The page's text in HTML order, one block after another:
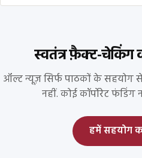
स्वतंत्र फ़ैक्ट-चेकिंग
ऑल्ट न्यूज़ सिर्फ पाठकों के सहयोग
नहीं. कोई कॉर्पोरेट फंडिंग
हमें सहयोग